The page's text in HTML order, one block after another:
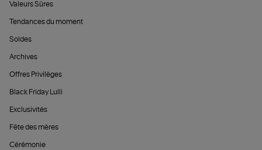
Valeurs Sûres
Tendances du moment
Soldes
Archives
Offres Privilèges
Black Friday Lulli
Exclusivités
Fête des mères
Cérémonie